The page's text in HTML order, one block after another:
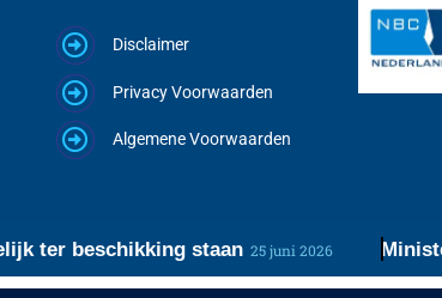
Disclaimer
Privacy Voorwaarden
Algemene Voorwaarden
beschikking staan 25 juni 2026 Minister